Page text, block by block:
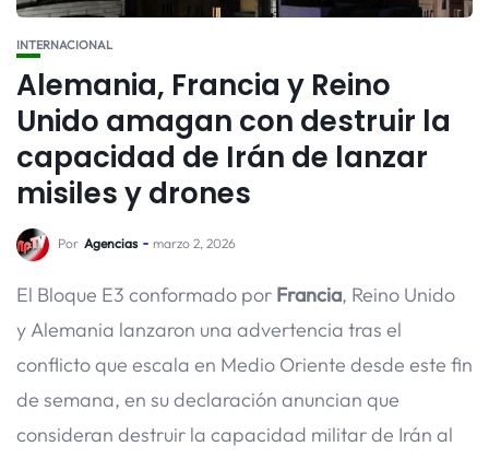
INTERNACIONAL
Alemania, Francia y Reino
Unido amagan con destruir la
capacidad de Irán de lanzar
misiles y drones
Por Agencias marzo 2, 2026
El Bloque E3 conformado por Francia, Reino Unido
y Alemania lanzaron una advertencia tras el
conflicto que escala en Medio Oriente desde este fin
de semana, en su declaración anuncian que
consideran destruir la capacidad militar de Irán al